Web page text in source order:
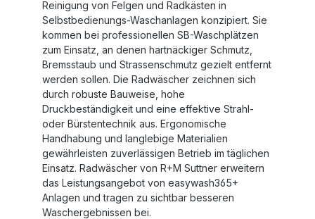
Reinigung von Felgen und Radkästen in
Selbstbedienungs-Waschanlagen konzipiert. Sie
kommen bei professionellen SB-Waschplätzen
zum Einsatz, an denen hartnäckiger Schmutz,
Bremsstaub und Strassenschmutz gezielt entfernt
werden sollen. Die Radwäscher zeichnen sich
durch robuste Bauweise, hohe
Druckbeständigkeit und eine effektive Strahl-
oder Bürstentechnik aus. Ergonomische
Handhabung und langlebige Materialien
gewährleisten zuverlässigen Betrieb im täglichen
Einsatz. Radwäscher von R+M Suttner erweitern
das Leistungsangebot von easywash365+
Anlagen und tragen zu sichtbar besseren
Waschergebnissen bei.